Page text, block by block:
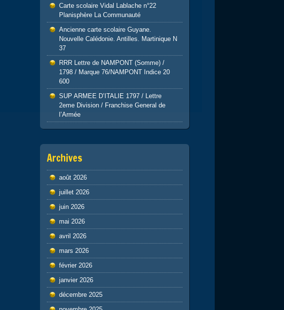
Carte scolaire Vidal Lablache n°22
Planisphère La Communauté
Ancienne carte scolaire Guyane.
Nouvelle Calédonie. Antilles. Martinique N
37
RRR Lettre de NAMPONT (Somme) /
1798 / Marque 76/NAMPONT Indice 20
600
SUP ARMEE D’ITALIE 1797 / Lettre
2eme Division / Franchise General de
l’Armée
Archives
août 2026
juillet 2026
juin 2026
mai 2026
avril 2026
mars 2026
février 2026
janvier 2026
décembre 2025